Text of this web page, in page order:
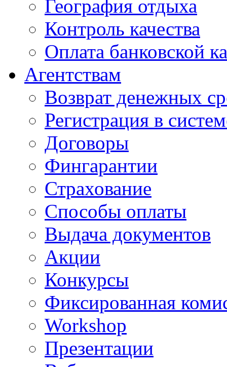
География отдыха
Контроль качества
Оплата банковской
Агентствам
Возврат денежных
Регистрация в
Договоры
Фингарантии
Страхование
Способы оплаты
Выдача документов
Акции
Конкурсы
Фиксированная
Workshop
Презентации